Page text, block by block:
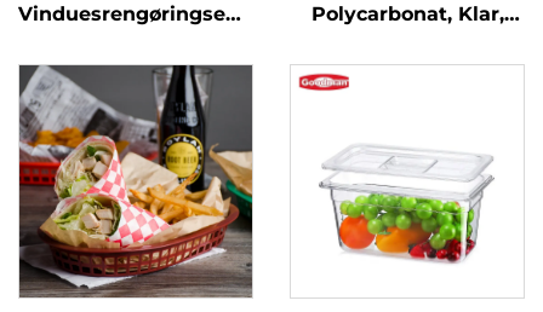
Vinduesrengøringsemd
Polypropylen, Gul,
JA3008YE
Polycarbonat, Klar,